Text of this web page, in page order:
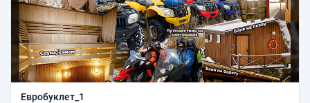
Евробуклет_1